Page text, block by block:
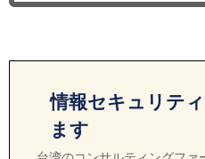
情報セキュリテ
ます